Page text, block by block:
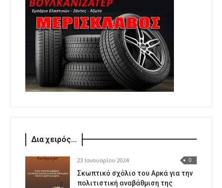
Δια χειρός...
23 Ιανουαρίου 2024 0
Σκωπτικό σχόλιο του Αρκά για την
πολιτιστική αναβάθμιση της